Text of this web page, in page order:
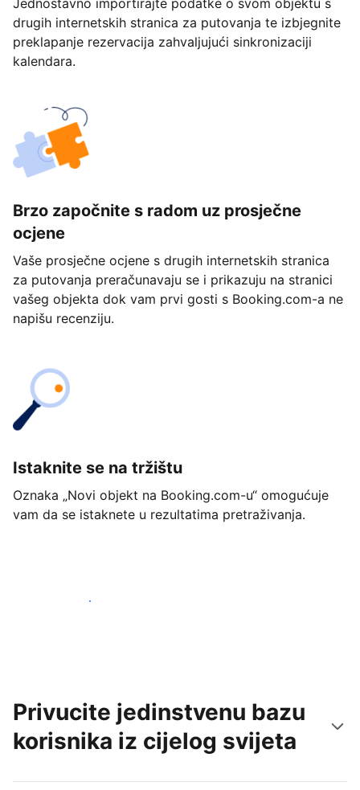
Jednostavno importirajte podatke o svom objektu s
drugih internetskih stranica za putovanja te izbjegnite
preklapanje rezervacija zahvaljujući sinkronizaciji
kalendara.
Brzo započnite s radom uz prosječne
ocjene
Vaše prosječne ocjene s drugih internetskih stranica
za putovanja preračunavaju se i prikazuju na stranici
vašeg objekta dok vam prvi gosti s Booking.com-a ne
napišu recenziju.
Istaknite se na tržištu
Oznaka „Novi objekt na Booking.com-u“ omogućuje
vam da se istaknete u rezultatima pretraživanja.
Započnite već danas
Privucite jedinstvenu bazu
korisnika iz cijelog svijeta